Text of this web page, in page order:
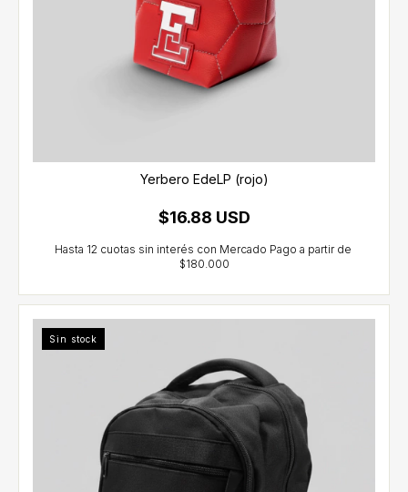
Yerbero EdeLP (rojo)
$16.88 USD
Sin stock